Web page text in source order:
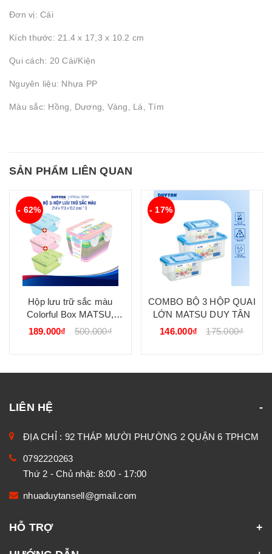
Đơn vị: Cái
Kích thước: 21.4 x 17,3 x 10.2 cm
Qui cách: 20 Cái/Kiện
Nguyên liệu: Nhựa PP
Màu sắc: Hồng, Dương, Vàng, Lá, Tím
SẢN PHẨM LIÊN QUAN
- 62%
Hộp lưu trữ sắc màu
Colorful Box MATSU,
nhựa PP nguyên sinh, lưu
189.000₫ 500.000₫
- 17%
COMBO BỘ 3 HỘP QUAI
LỚN MATSU DUY TÂN
146.000₫
175.000₫
LIÊN HỆ
ĐỊA CHỈ : 92 THÁP MƯỜI PHƯỜNG 2 QUẬN 6 TPHCM
0792220263
Thứ 2 - Chủ nhật: 8:00 - 17:00
nhuaduytansell@gmail.com
HỖ TRỢ